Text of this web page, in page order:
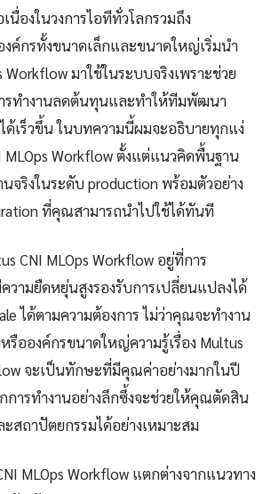
นื่องในวงการไอทีทั่วโลกรวมถึง
งค์กรทั้งขนาดเล็กและขนาดใหญ่เริ่มนำ
Workflow มาใช้ในระบบจริงเพราะช่วย
รทำงานลดต้นทุนและทำให้ทีมพัฒนา
ด้เร็วขึ้น ในบทความนี้ผมจะอธิบายทุกแง่
MLOps Workflow ตั้งแต่แนวคิดพื้นฐาน
นจริงในระดับ production พร้อมตัวอย่าง
ที่คุณสามารถนำไปใช้ได้ทันที
CNI MLOps Workflow อยู่ที่การ
ามยืดหยุ่นสูงรองรับการเปลี่ยนแปลงได้
ได้ตามความต้องการ ไม่ว่าคุณจะทำงาน
อองค์กรขนาดใหญ่ความรู้เรื่อง Multus
จะเป็นทักษะที่มีคุณค่าอย่างมากในปี
การทำงานอย่างลึกซึ้งจะช่วยให้คุณตัดสิน
ะสถาปัตยกรรมได้อย่างเหมาะสม
MLOps Workflow แตกต่างจากแนวทาง